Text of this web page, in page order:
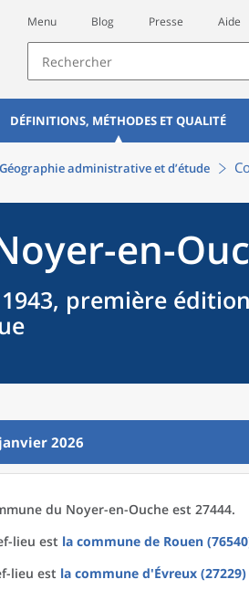
Menu Blog Presse Aide
DÉFINITIONS, MÉTHODES ET QUALITÉ
Géographie administrative et d’étude
en-
première
2026
du Noyer-en-Ouche est 27444.
lieu est la commune de Rouen
lieu est la commune d'Évreux (27229)